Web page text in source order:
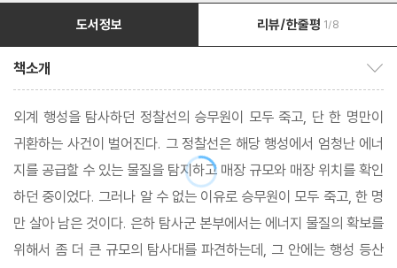
도서정보 리뷰/한줄평 1/8
책소개
외계 행성을 탐사하던 정찰선의 승무원이 모두 죽고, 단 한 명만이
귀환하는 사건이 벌어진다. 그 정찰선은 해당 행성에서 엄청난 에너
지를 공급할 수 있는 물질을 탐지하고 매장 규모와 매장 위치를 확인
하던 중이었다. 그러나 알 수 없는 이유로 승무원이 모두 죽고, 한 명
만 살아 남은 것이다. 은하 탐사군 본부에서는 에너지 물질의 확보를
위해서 좀 더 큰 규모의 탐사대를 파견하는데, 그 안에는 행성 등산